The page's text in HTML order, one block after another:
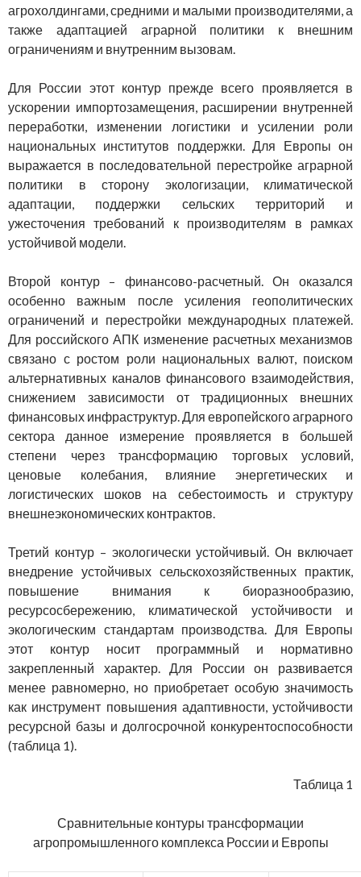
агрохолдингами, средними и малыми производителями, а
также адаптацией аграрной политики к внешним
ограничениям и внутренним вызовам.
Для России этот контур прежде всего проявляется в
ускорении импортозамещения, расширении внутренней
переработки, изменении логистики и усилении роли
национальных институтов поддержки. Для Европы он
выражается в последовательной перестройке аграрной
политики в сторону экологизации, климатической
адаптации, поддержки сельских территорий и
ужесточения требований к производителям в рамках
устойчивой модели.
Второй контур – финансово-расчетный. Он оказался
особенно важным после усиления геополитических
ограничений и перестройки международных платежей.
Для российского АПК изменение расчетных механизмов
связано с ростом роли национальных валют, поиском
альтернативных каналов финансового взаимодействия,
снижением зависимости от традиционных внешних
финансовых инфраструктур. Для европейского аграрного
сектора данное измерение проявляется в большей
степени через трансформацию торговых условий,
ценовые колебания, влияние энергетических и
логистических шоков на себестоимость и структуру
внешнеэкономических контрактов.
Третий контур – экологически устойчивый. Он включает
внедрение устойчивых сельскохозяйственных практик,
повышение внимания к биоразнообразию,
ресурсосбережению, климатической устойчивости и
экологическим стандартам производства. Для Европы
этот контур носит программный и нормативно
закрепленный характер. Для России он развивается
менее равномерно, но приобретает особую значимость
как инструмент повышения адаптивности, устойчивости
ресурсной базы и долгосрочной конкурентоспособности
(таблица 1).
Таблица 1
Сравнительные контуры трансформации
агропромышленного комплекса России и Европы